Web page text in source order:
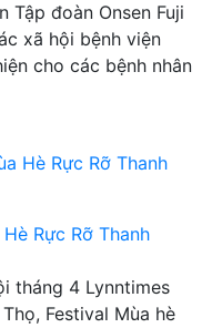
Tập đoàn Onsen Fuji
xã hội bệnh viện
cho các bệnh nhân
Rực Rỡ Thanh
tháng 4 Lynntimes
Festival Mùa hè